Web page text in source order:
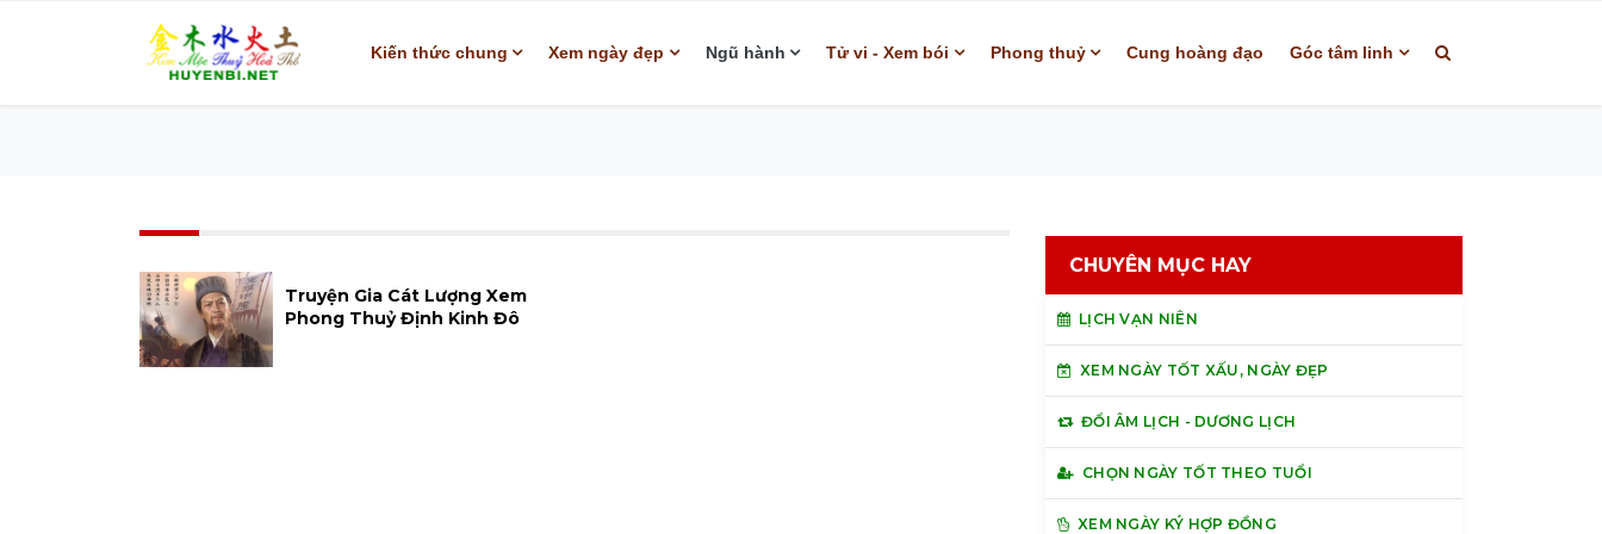
Kiến thức chung Xem ngày đẹp Ngũ hành Tử vi - Xem bói Phong thuỷ Cung hoàng đạo Góc tâm linh
Truyện Gia Cát Lượng Xem
Phong Thuỷ Định Kinh Đô
CHUYÊN MỤC HAY
LỊCH VẠN NIÊN
XEM NGÀY TỐT XẤU, NGÀY ĐẸP
ĐỔI ÂM LỊCH - DƯƠNG LỊCH
CHỌN NGÀY TỐT THEO TUỔI
XEM NGÀY KÝ HỢP ĐỒNG